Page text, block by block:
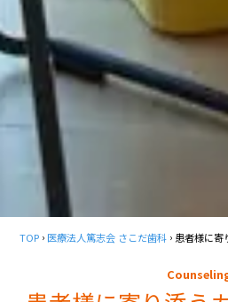
TOP 医療法人篤志会 さこだ歯科 患者様に寄り